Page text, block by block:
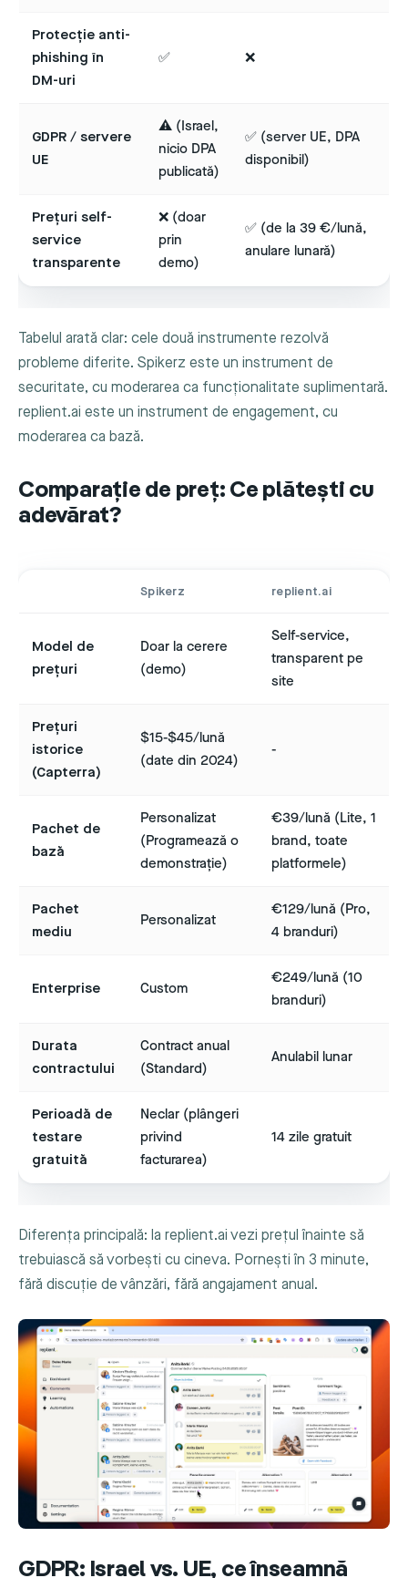
Protecție anti-
phishing în
DM-uri
✅ ❌
GDPR / servere
UE
⚠️ (Israel,
nicio DPA
publicată)
✅ (server UE, DPA
disponibil)
Prețuri self-
service
transparente
❌ (doar
prin
demo)
✅ (de la 39 €/lună,
anulare lunară)
Tabelul arată clar: cele două instrumente rezolvă
probleme diferite. Spikerz este un instrument de
securitate, cu moderarea ca funcționalitate suplimentară.
replient.ai este un instrument de engagement, cu
moderarea ca bază.
Comparație de preț: Ce plătești cu
adevărat?
Spikerz replient.ai
Model de
prețuri
Doar la cerere
(demo)
Self-service,
transparent pe
site
Prețuri
istorice
(Capterra)
$15-$45/lună
(date din 2024)
-
Pachet de
bază
Personalizat
(Programează o
demonstrație)
€39/lună (Lite, 1
brand, toate
platformele)
Pachet
mediu
Personalizat
€129/lună (Pro,
4 branduri)
Enterprise Custom
€249/lună (10
branduri)
Durata
contractului
Contract anual
(Standard)
Anulabil lunar
Perioadă de
testare
gratuită
Neclar (plângeri
privind
facturarea)
14 zile gratuit
Diferența principală: la replient.ai vezi prețul înainte să
trebuiască să vorbești cu cineva. Pornești în 3 minute,
fără discuție de vânzări, fără angajament anual.
GDPR: Israel vs. UE, ce înseamnă